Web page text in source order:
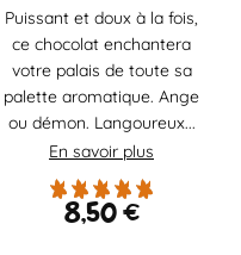
Puissant et doux à la fois,
ce chocolat enchantera
votre palais de toute sa
palette aromatique. Ange
ou démon. Langoureux...
En savoir plus
8,50€